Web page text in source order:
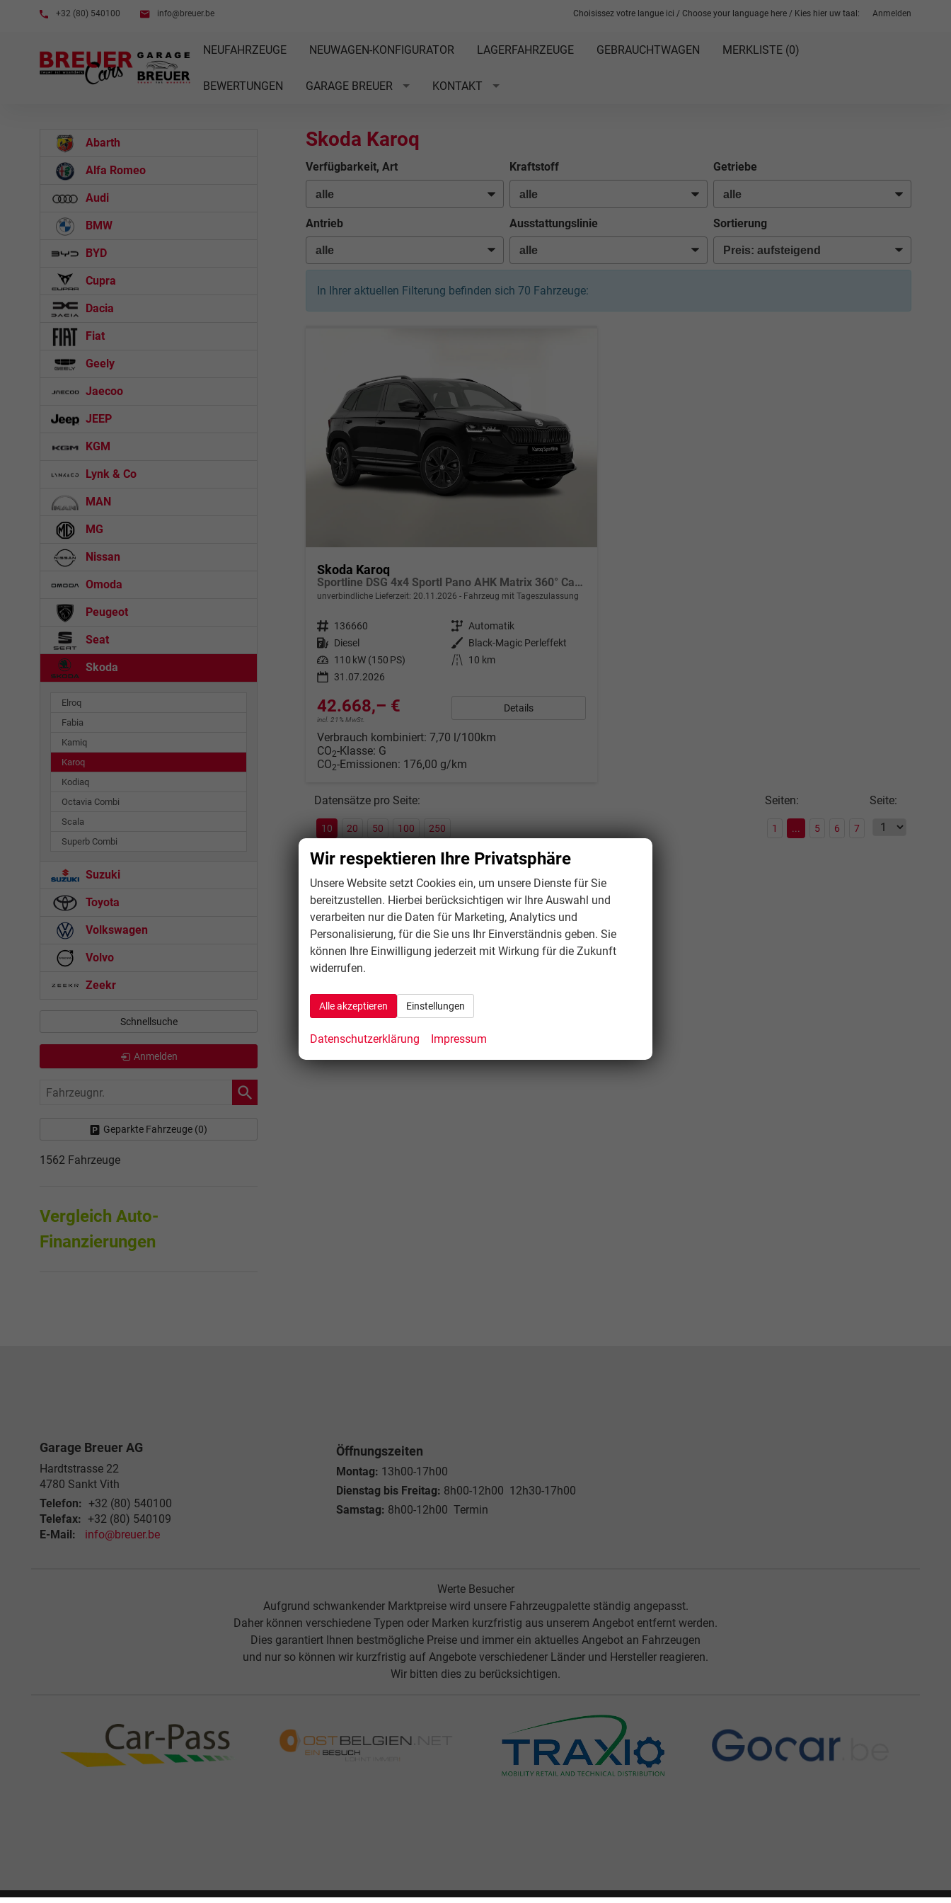
+32 (80) 540100 info@breuer.be Anmelden
Choisissez votre langue ici / Choose your language here / Kies hier uw taal:
NEUFAHRZEUGE NEUWAGEN-KONFIGURATOR LAGERFAHRZEUGE GEBRAUCHTWAGEN MERKLISTE (0)
BEWERTUNGEN GARAGE BREUER KONTAKT
Skoda Karoq
Verfügbarkeit, Art Kraftstoff Getriebe
Antrieb Ausstattungslinie Sortierung
In Ihrer aktuellen Filterung befinden sich 70 Fahrzeuge:
Skoda Karoq
Sportline DSG 4x4 Sportl Pano AHK Matrix 360° Canton
unverbindliche Lieferzeit: 20.11.2026 Fahrzeug mit Tageszulassung
Fahrzeugnr. 136660 Getriebe Automatik
Kraftstoff Diesel Außenfarbe
Black-Magic Perleffekt
Leistung 110 kW (150 PS) Kilometerstand
10 km
31.07.2026
42.668,– €
incl. 21% MwSt.
Details
Verbrauch kombiniert: 7,70 l/100km
CO2-Klasse: G
CO2-Emissionen: 176,00 g/km
Datensätze pro Seite:
10 20 50 100 250
Seite:
Seiten:
1 ... 5 6 7
Abarth
Alfa Romeo
Audi
BMW
BYD
Cupra
Dacia
Fiat
Geely
Jaecoo
JEEP
KGM
Lynk & Co
MAN
MG
Nissan
Omoda
Peugeot
Seat
Skoda
Elroq
Fabia
Kamiq
Karoq
Kodiaq
Octavia Combi
Scala
Superb Combi
Suzuki
Toyota
Volkswagen
Volvo
Zeekr
Schnellsuche
Anmelden
Fahrzeugnr.
Geparkte Fahrzeuge (0)
1562 Fahrzeuge
Vergleich Auto-
Finanzierungen
Garage Breuer AG
Hardtstrasse 22
4780 Sankt Vith
Telefon: +32 (80) 540100
Telefax: +32 (80) 540109
E-Mail:
info@breuer.be
Öffnungszeiten
Montag: 13h00-17h00
Dienstag bis Freitag: 8h00-12h00 12h30-17h00
Samstag: 8h00-12h00 Termin
Werte Besucher
Aufgrund schwankender Marktpreise wird unsere Fahrzeugpalette ständig angepasst.
Daher können verschiedene Typen oder Marken kurzfristig aus unserem Angebot entfernt werden.
Dies garantiert Ihnen bestmögliche Preise und immer ein aktuelles Angebot an Fahrzeugen
und nur so können wir kurzfristig auf Angebote verschiedener Länder und Hersteller reagieren.
Wir bitten dies zu berücksichtigen.
Wir respektieren Ihre Privatsphäre
Unsere Website setzt Cookies ein, um unsere Dienste für Sie
bereitzustellen. Hierbei berücksichtigen wir Ihre Auswahl und
verarbeiten nur die Daten für Marketing, Analytics und
Personalisierung, für die Sie uns Ihr Einverständnis geben. Sie
können Ihre Einwilligung jederzeit mit Wirkung für die Zukunft
widerrufen.
Alle akzeptieren Einstellungen
Datenschutzerklärung Impressum